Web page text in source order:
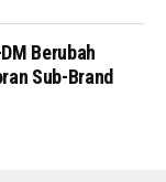
Berubah
Sub-Brand